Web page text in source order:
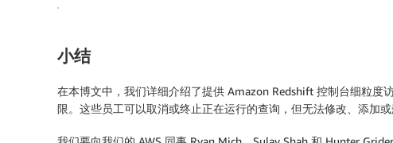
小结
在本博文中，我们详细介绍了提供 Amazon Redshift 控制台细粒度
限。这些员工可以取消或终止正在运行的查询，但无法修改、添加